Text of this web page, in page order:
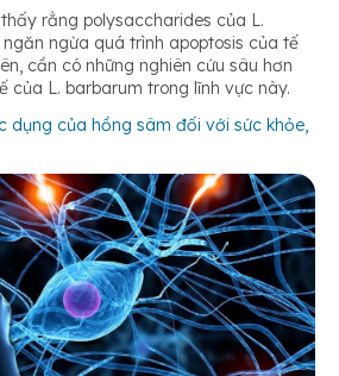
rằng polysaccharides của L.
ngừa quá trình apoptosis của tế
cần có những nghiên cứu sâu hơn
của L. barbarum trong lĩnh vực này.
dụng của hồng sâm đối với sức khỏe,